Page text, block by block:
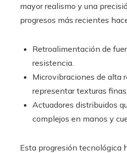
mayor realismo y una
progresos más recientes
Retroalimentación de
resistencia.
Microvibraciones de alta
representar texturas finas.
Actuadores distribuidos
complejos en manos y
Esta progresión tecnológica